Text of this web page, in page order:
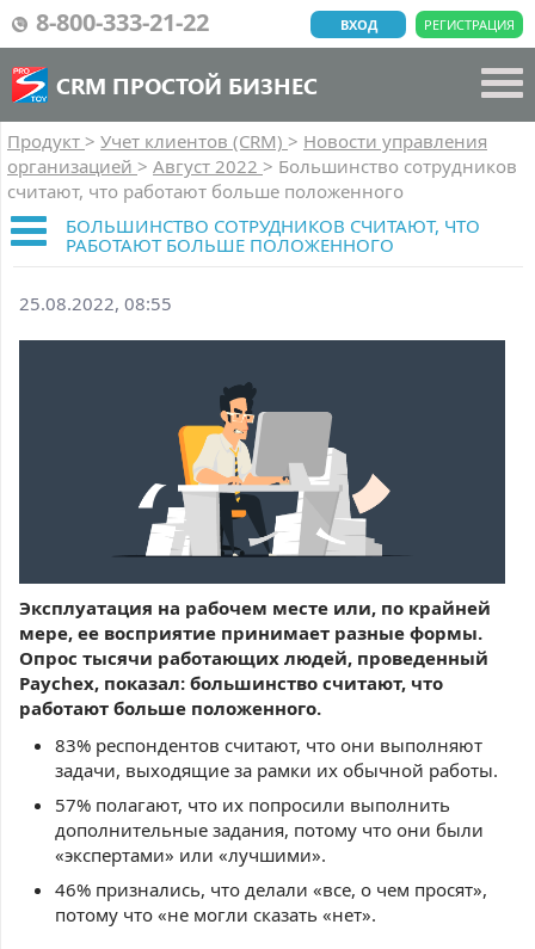
8-800-333-21-22 РЕГИСТРАЦИЯ
ВХОД
CRM ПРОСТОЙ БИЗНЕС
Продукт > Учет клиентов (CRM) > Новости управления
организацией > Август 2022 > Большинство сотрудников
считают, что работают больше положенного
БОЛЬШИНСТВО СОТРУДНИКОВ СЧИТАЮТ, ЧТО
РАБОТАЮТ БОЛЬШЕ ПОЛОЖЕННОГО
25.08.2022, 08:55
Эксплуатация на рабочем месте или, по крайней
мере, ее восприятие принимает разные формы.
Опрос тысячи работающих людей, проведенный
Paychex, показал: большинство считают, что
работают больше положенного.
83% респондентов считают, что они выполняют
задачи, выходящие за рамки их обычной работы.
57% полагают, что их попросили выполнить
дополнительные задания, потому что они были
«экспертами» или «лучшими».
46% признались, что делали «все, о чем просят»,
потому что «не могли сказать «нет».